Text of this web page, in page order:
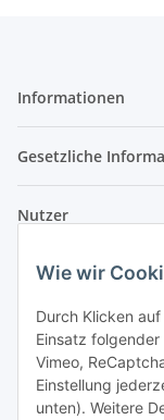
Wie wir
Durch Klicken
Einsatz folgender
Vimeo,
Einstellung
unten). Weitere
Informationen
Gesetzliche
Nutzer